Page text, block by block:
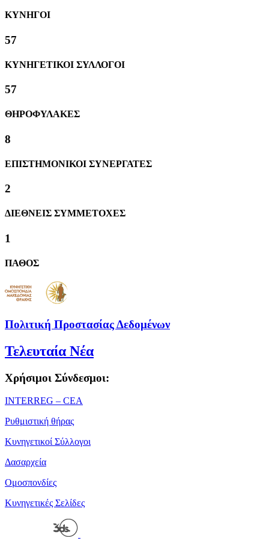
ΚΥΝΗΓΟΙ
61
ΚΥΝΗΓΕΤΙΚΟΙ ΣΥΛΛΟΓΟΙ
61
ΘΗΡΟΦΥΛΑΚΕΣ
8
ΕΠΙΣΤΗΜΟΝΙΚΟΙ ΣΥΝΕΡΓΑΤΕΣ
2
ΔΙΕΘΝΕΙΣ ΣΥΜΜΕΤΟΧΕΣ
1
ΠΑΘΟΣ
Πολιτική Προστασίας Δεδομένων
Τελευταία Νέα
Χρήσιμοι Σύνδεσμοι:
ΙΝΤΕRREG – CEA
Ρυθμιστική θήρας
Κυνηγετικοί Σύλλογοι
Δασαρχεία
Ομοσπονδίες
Κυνηγετικές Σελίδες